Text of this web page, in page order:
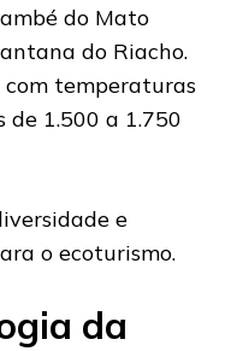
do Mato
do Riacho.
temperaturas
de 1.500 a 1.750
e
o ecoturismo.
da